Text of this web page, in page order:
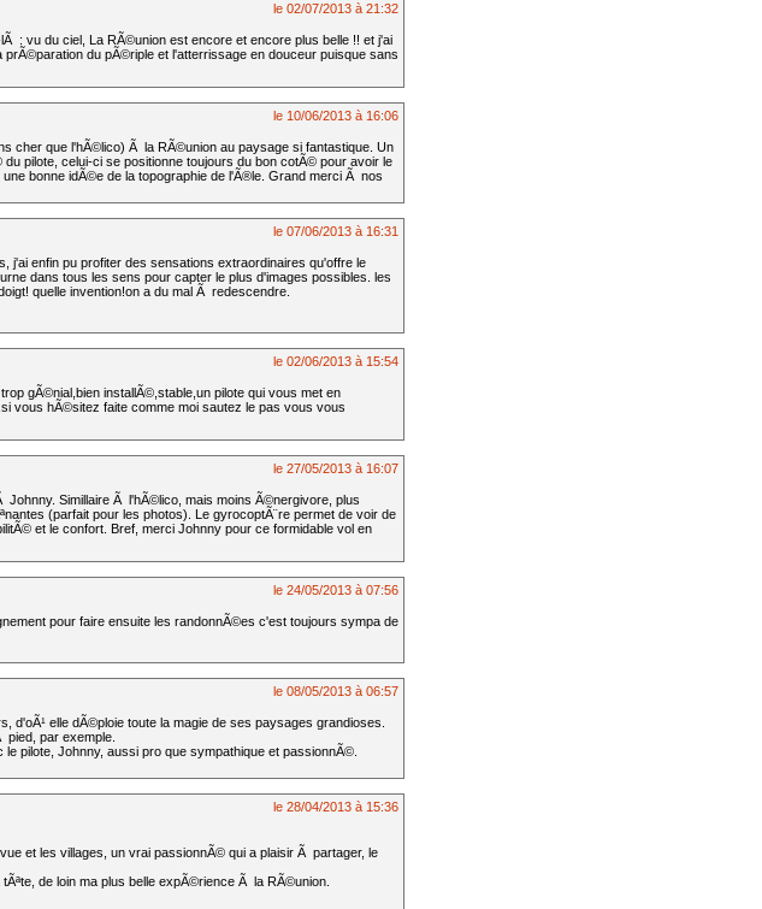
le 02/07/2013 à 21:32
: vu du ciel, La RÃ©union est encore et encore plus belle !! et j'ai
du pÃ©riple et l'atterrissage en douceur puisque sans
le 10/06/2013 à 16:06
cher que l'hÃ©lico) Ã la RÃ©union au paysage si fantastique. Un
pilote, celui-ci se positionne toujours du bon cotÃ© pour avoir le
bonne idÃ©e de la topographie de l'Ã®le. Grand merci Ã nos
le 07/06/2013 à 16:31
enfin pu profiter des sensations extraordinaires qu'offre le
dans tous les sens pour capter le plus d'images possibles. les
quelle invention!on a du mal Ã redescendre.
le 02/06/2013 à 15:54
gÃ©nial,bien installÃ©,stable,un pilote qui vous met en
vous hÃ©sitez faite comme moi sautez le pas vous vous
le 27/05/2013 à 16:07
Simillaire Ã l'hÃ©lico, mais moins Ã©nergivore, plus
(parfait pour les photos). Le gyrocoptÃ¨re permet de voir de
et le confort. Bref, merci Johnny pour ce formidable vol en
le 24/05/2013 à 07:56
pour faire ensuite les randonnÃ©es c'est toujours sympa de
le 08/05/2013 à 06:57
elle dÃ©ploie toute la magie de ses paysages grandioses.
par exemple.
pilote, Johnny, aussi pro que sympathique et passionnÃ©.
le 28/04/2013 à 15:36
et les villages, un vrai passionnÃ© qui a plaisir Ã partager, le
de loin ma plus belle expÃ©rience Ã la RÃ©union.